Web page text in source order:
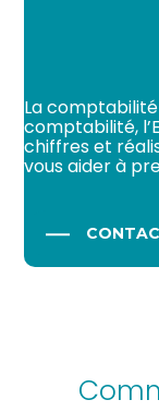
La
comptabilité,
chiffres et
vous aider à